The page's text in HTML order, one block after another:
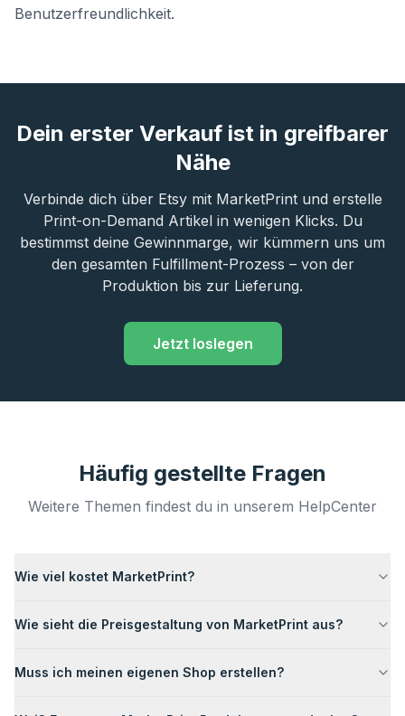
Benutzerfreundlichkeit.
Dein erster Verkauf ist in greifbarer
Nähe
Verbinde dich über Etsy mit MarketPrint und erstelle
Print-on-Demand Artikel in wenigen Klicks. Du
bestimmst deine Gewinnmarge, wir kümmern uns um
den gesamten Fulfillment-Prozess – von der
Produktion bis zur Lieferung.
Jetzt loslegen
Häufig gestellte Fragen
Weitere Themen findest du in unserem HelpCenter
Wie viel kostet MarketPrint?
Wie sieht die Preisgestaltung von MarketPrint aus?
Muss ich meinen eigenen Shop erstellen?